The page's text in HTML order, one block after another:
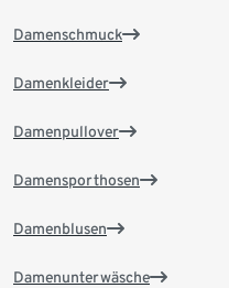
Damenschmuck
Damenkleider
Damenpullover
Damensporthosen
Damenblusen
Damenunterwäsche